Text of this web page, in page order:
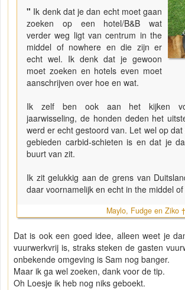
" Ik denk dat je dan echt moet gaan
zoeken op een hotel/B&B wat
verder weg ligt van centrum in the
middel of nowhere en die zijn er
echt wel. Ik denk dat je gewoon
moet zoeken en hotels even moet
aanschrijven over hoe en wat.
Ik zelf ben ook aan het kijken
jaarwisseling, de honden deden het
werd er echt gestoord van. Let wel op
gebieden carbid-schieten is en dat je
buurt van zit.
Ik zit gelukkig aan de grens van
daar voornamelijk en echt in the middel
Maylo, Fudge en Ziko
Dat is ook een goed idee, alleen weet je
vuurwerkvrij is, straks steken de gasten
onbekende omgeving is Sam nog banger.
Maar ik ga wel zoeken, dank voor de tip.
Oh Loesje ik heb nog niks geboekt.